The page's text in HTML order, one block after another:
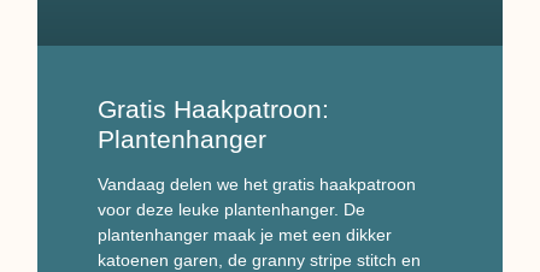
Gratis Haakpatroon:
Plantenhanger
Vandaag delen we het gratis haakpatroon
voor deze leuke plantenhanger. De
plantenhanger maak je met een dikker
katoenen garen, de granny stripe stitch en